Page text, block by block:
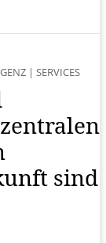
| SERVICES
sind